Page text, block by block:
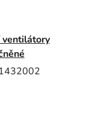
ventilátory